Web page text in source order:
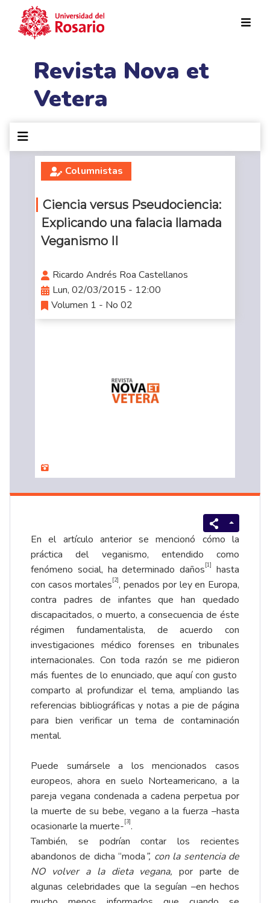
Revista Nova et
Vetera
Columnistas
Ciencia versus Pseudociencia:
Explicando una falacia llamada
Veganismo II
Ricardo Andrés Roa Castellanos
Lun, 02/03/2015 - 12:00
Volumen 1 - No 02
En el artículo anterior se mencionó cómo la
práctica del veganismo, entendido como
fenómeno social, ha determinado daños[1]
hasta
con casos mortales[2], penados por ley en Europa,
contra padres de infantes que han quedado
discapacitados, o muerto, a consecuencia de éste
régimen fundamentalista, de acuerdo con
investigaciones médico forenses en tribunales
internacionales. Con toda razón se me pidieron
más fuentes de lo enunciado, que aquí con gusto
comparto al profundizar el tema, ampliando las
referencias bibliográficas y notas a pie de página
para bien verificar un tema de contaminación
mental.
Puede sumársele a los mencionados casos
europeos, ahora en suelo Norteamericano, a la
pareja vegana condenada a cadena perpetua por
la muerte de su bebe, vegano a la fuerza –hasta
ocasionarle la muerte-[3].
También, se podrían contar los recientes
abandonos de dicha “moda”, con la sentencia de
NO volver a la dieta vegana,por parte de
algunas celebridades que la seguían –en hechos